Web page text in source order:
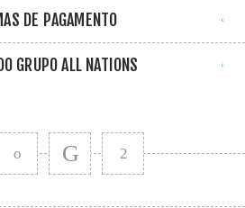
DE PAGAMENTO
GRUPO ALL NATIONS